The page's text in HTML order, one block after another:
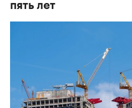
пять лет